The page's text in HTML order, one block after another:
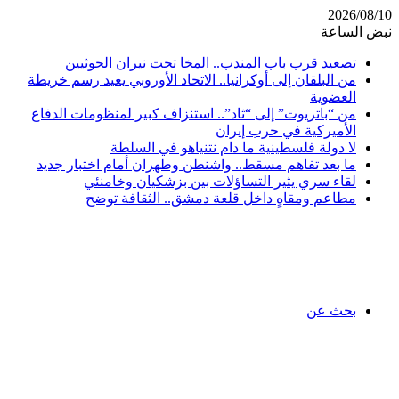
2026/08/10
نبض الساعة
تصعيد قرب باب المندب.. المخا تحت نيران الحوثيين
من البلقان إلى أوكرانيا.. الاتحاد الأوروبي يعيد رسم خريطة
العضوية
من “باتريوت” إلى “ثاد”.. استنزاف كبير لمنظومات الدفاع
الأميركية في حرب إيران
لا دولة فلسطينية ما دام نتنياهو في السلطة
ما بعد تفاهم مسقط.. واشنطن وطهران أمام اختبار جديد
لقاء سري يثير التساؤلات بين بزشكيان وخامنئي
مطاعم ومقاهٍ داخل قلعة دمشق.. الثقافة توضح
بحث عن